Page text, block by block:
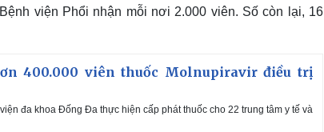
viện Phổi nhận mỗi nơi 2.000 viên. Số còn lại, 16
400.000 viên thuốc Molnupiravir điều trị
đa khoa Đống Đa thực hiện cấp phát thuốc cho 22 trung tâm y tế và